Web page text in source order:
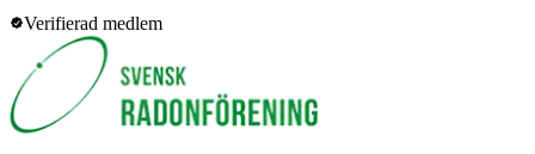
Verifierad medlem